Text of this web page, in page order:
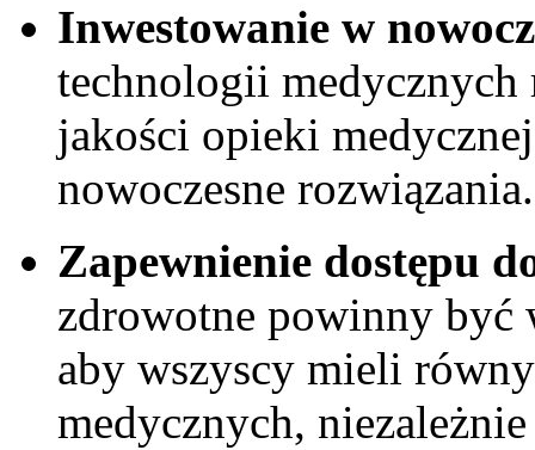
Inwestowanie w
technologii
jakości opieki
nowoczesne rozwiązania.
Zapewnienie dostępu‌
zdrowotne powinny być
aby ‍wszyscy‌ mieli
medycznych,